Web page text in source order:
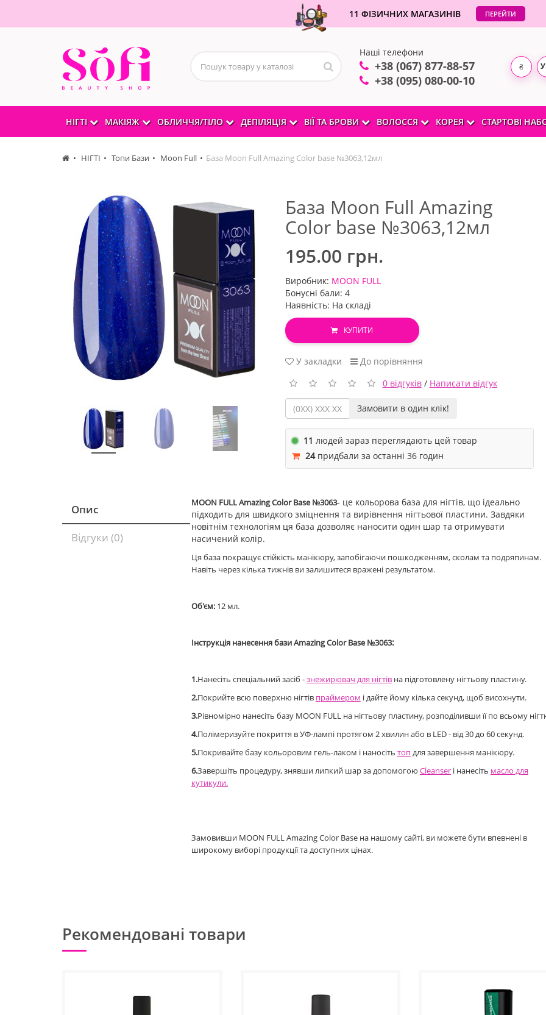
11 ФІЗИЧНИХ МАГАЗИНІВ ПЕРЕЙТИ
Наші телефони
+38 (067) 877-88-57
+38 (095) 080-00-10
₴
НІГТІ МАКІЯЖ ОБЛИЧЧЯ/ТІЛО ДЕПІЛЯЦІЯ ВІЇ ТА БРОВИ ВОЛОССЯ КОРЕЯ СТАРТОВІ
НІГТІ Топи Бази Moon Full База Moon Full Amazing Color base №3063,12мл
База Moon Full Amazing
Color base №3063,12мл
195.00 грн.
Виробник: MOON FULL
Бонусні бали: 4
Наявність: На складі
КУПИТИ
У закладки
До порівняння
0 відгуків/ Написати відгук
Замовити в один клік!
11 людей зараз переглядають цей товар
24придбали за останні 36 годин
Опис
Відгуки (0)
MOON FULL Amazing Color Base №3063- це кольорова база для нігтів, що ідеально
підходить для швидкого зміцнення та вирівнення нігтьової пластини. Завдяки
новітнім технологіям ця база дозволяє наносити один шар та отримувати
насичений колір.
Ця база покращує стійкість манікюру, запобігаючи пошкодженням, сколам та подряпинам.
Навіть через кілька тижнів ви залишитеся вражені результатом.
Об'єм:12 мл.
Інструкція нанесення базиAmazing Color Base №3063:
1.Нанесіть спеціальний засіб -знежирювач для нігтівна підготовлену нігтьову пластину.
2.Покрийте всю поверхню нігтів праймером і дайте йому кілька секунд, щоб висохнути.
3.Рівномірно нанесіть базу MOON FULL на нігтьову пластину, розподіливши її по всьому
4.Полімеризуйте покриття в УФ-лампі протягом 2 хвилин або в LED - від 30 до 60 секунд.
5.Покривайте базу кольоровим гель-лаком і наносіть топ для завершення манікюру.
6.Завершіть процедуру, знявши липкий шар за допомогою Cleanserі нанесіть масло для
кутикули.
Замовивши MOON FULL Amazing Color Base на нашому сайті, ви можете бути впевнені в
широкому виборі продукції та доступних цінах.
Рекомендовані товари